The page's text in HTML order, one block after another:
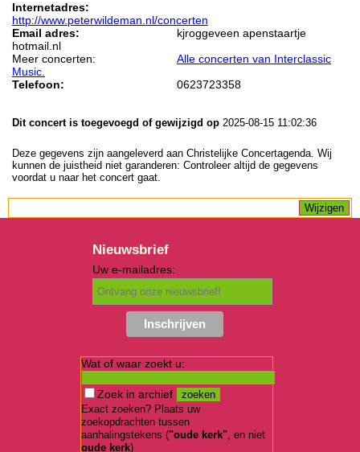
Internetadres:
http://www.peterwildeman.nl/concerten
Email adres:
kjroggeveen apenstaartje
hotmail.nl
Meer concerten:
Alle concerten van Interclassic
Music.
Telefoon:
0623723358
Dit concert is toegevoegd of gewijzigd op 2025-08-15 11:02:36
Deze gegevens zijn aangeleverd aan Christelijke Concertagenda. Wij
kunnen de juistheid niet garanderen: Controleer altijd de gegevens
voordat u naar het concert gaat.
Nieuwsbrief
Uw e-mailadres:
Wat of waar zoekt u:
Zoek in archief
Exact zoeken? Plaats uw
zoekopdrachten tussen
aanhalingstekens ("oude kerk", en niet
oude kerk)